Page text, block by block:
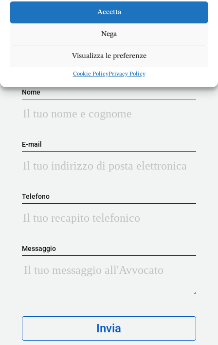
Accetta
Nega
Visualizza le preferenze
Cookie PolicyPrivacy Policy
contatta l’Avv. Emanuele
Doria
Nome
E-mail
Telefono
Messaggio